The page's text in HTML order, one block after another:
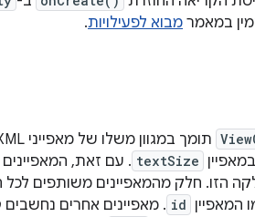
במאמר מבוא לפעילויות.
תומך במגוון משלו של מאפייני XML. חלק מהמאפיינים ספציפיים לאובייקט
textSize . עם זאת,
הזו. חלק מהמאפיינים משותפים לכל
המאפיין id . מאפיינים אחרים נחשבים